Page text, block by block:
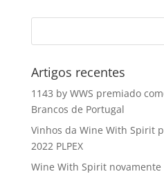
Artigos recentes
1143 by WWS premiado
Brancos de Portugal
Vinhos da Wine With Spirit
2022 PLPEX
Wine With Spirit